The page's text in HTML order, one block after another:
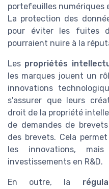
portefeuilles numériques
La protection des
pour éviter les fuites
pourraient nuire à la
Les propriétés
les marques jouent un
innovations
s'assurer que leurs
droit de la propriété
de demandes de
des brevets. Cela
les innovations,
investissements en R&D.
En outre, la